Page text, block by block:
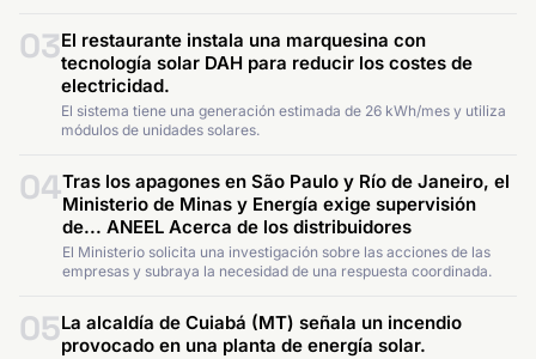
03El restaurante instala una marquesina con
tecnología solar DAH para reducir los costes de
electricidad.
El sistema tiene una generación estimada de 26 kWh/mes y utiliza
módulos de unidades solares.
04Tras los apagones en São Paulo y Río de Janeiro, el
Ministerio de Minas y Energía exige supervisión
de... ANEEL Acerca de los distribuidores
El Ministerio solicita una investigación sobre las acciones de las
empresas y subraya la necesidad de una respuesta coordinada.
05La alcaldía de Cuiabá (MT) señala un incendio
provocado en una planta de energía solar.